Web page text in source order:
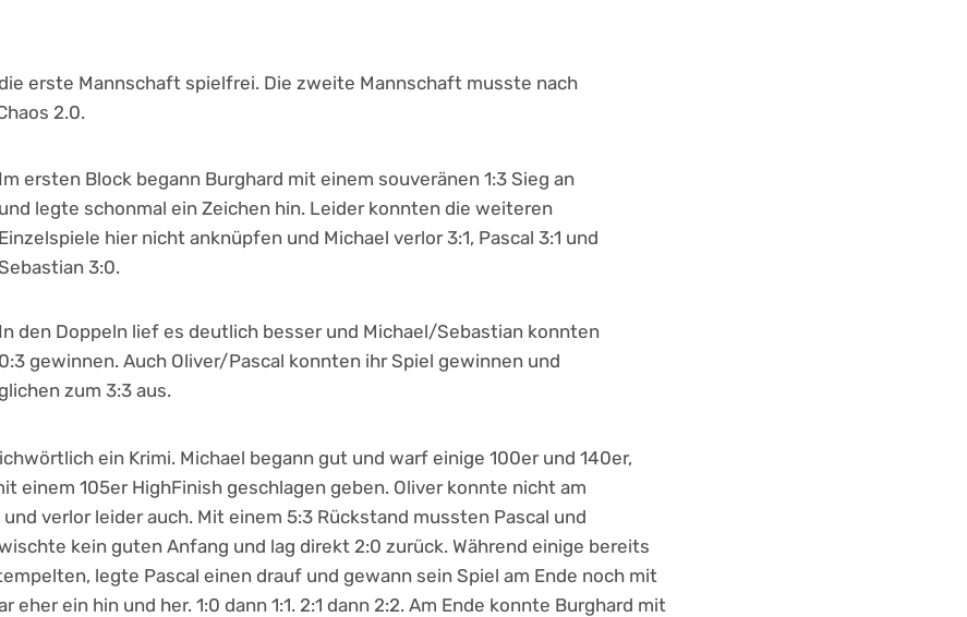
erste Mannschaft spielfrei. Die zweite Mannschaft musste nach
2.0.
Im ersten Block begann Burghard mit einem souveränen 1:3 Sieg an
und legte schonmal ein Zeichen hin. Leider konnten die weiteren
Einzelspiele hier nicht anknüpfen und Michael verlor 3:1, Pascal 3:1 und
3:0.
In den Doppeln lief es deutlich besser und Michael/Sebastian konnten
0:3 gewinnen. Auch Oliver/Pascal konnten ihr Spiel gewinnen und
glichen zum 3:3 aus.
ein Krimi. Michael begann gut und warf einige 100er und 140er,
einem 105er HighFinish geschlagen geben. Oliver konnte nicht am
verlor leider auch. Mit einem 5:3 Rückstand mussten Pascal und
kein guten Anfang und lag direkt 2:0 zurück. Während einige bereits
legte Pascal einen drauf und gewann sein Spiel am Ende noch mit
eher ein hin und her. 1:0 dann 1:1. 2:1 dann 2:2. Am Ende konnte Burghard mit